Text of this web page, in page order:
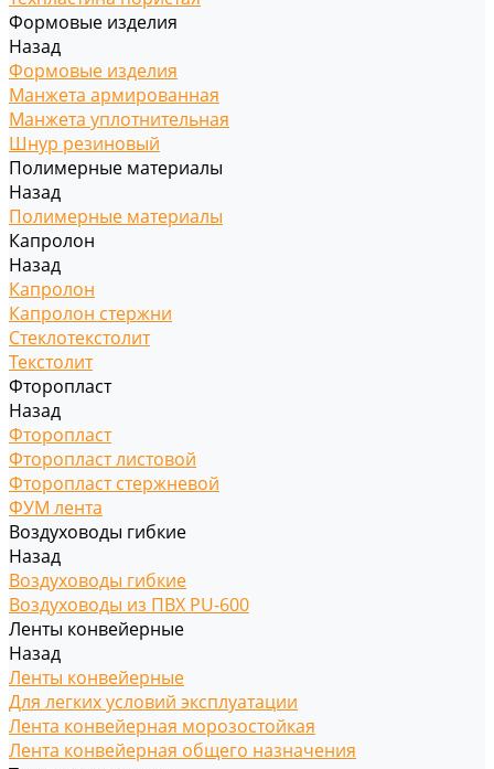
Формовые изделия
Назад
Формовые изделия
Манжета армированная
Манжета уплотнительная
Шнур резиновый
Полимерные материалы
Назад
Полимерные материалы
Капролон
Назад
Капролон
Капролон стержни
Стеклотекстолит
Текстолит
Фторопласт
Назад
Фторопласт
Фторопласт листовой
Фторопласт стержневой
ФУМ лента
Воздуховоды гибкие
Назад
Воздуховоды гибкие
Воздуховоды из ПВХ PU-600
Ленты конвейерные
Назад
Ленты конвейерные
Для легких условий эксплуатации
Лента конвейерная морозостойкая
Лента конвейерная общего назначения